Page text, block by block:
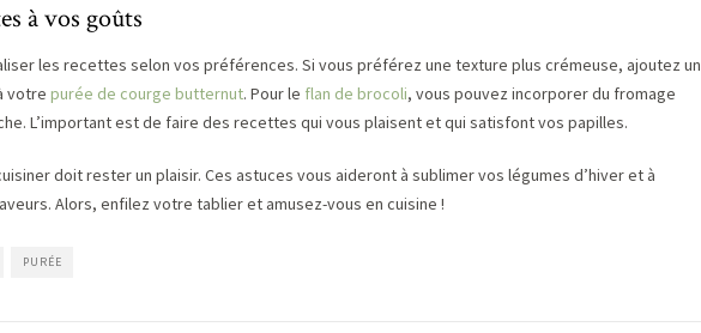
à vos goûts
les recettes selon vos préférences. Si vous préférez une texture plus crémeuse, ajoutez un
votre purée de courge butternut. Pour le flan de brocoli, vous pouvez incorporer du fromage
L’important est de faire des recettes qui vous plaisent et qui satisfont vos papilles.
doit rester un plaisir. Ces astuces vous aideront à sublimer vos légumes d’hiver et à
Alors, enfilez votre tablier et amusez-vous en cuisine !
PURÉE